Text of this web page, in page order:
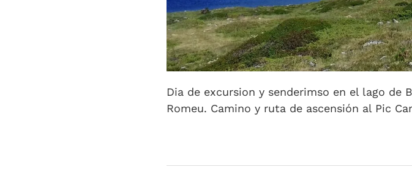
Dia de excursion y senderimso en el lago de
Romeu. Camino y ruta de ascensión al Pic